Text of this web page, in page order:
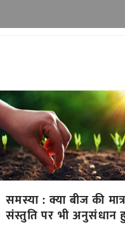
समस्या : क्या बीज की
संस्तुति पर भी अनुसंधान